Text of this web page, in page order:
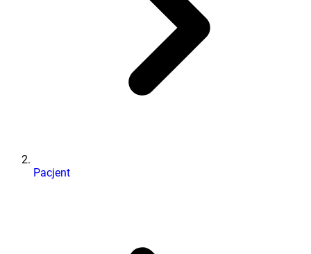
Pacjent